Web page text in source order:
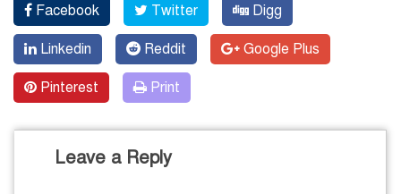
Facebook Twitter Digg
Linkedin Reddit Google Plus
Pinterest Print
Leave a Reply